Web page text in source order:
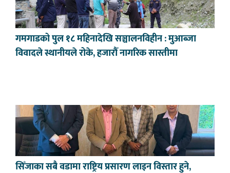
गमगाडको पुल १८ महिनादेखि सञ्चालनविहीन : मुआब्जा
विवादले स्थानीयले रोके, हजारौँ नागरिक सास्तीमा
सिँजाका सबै वडामा राष्ट्रिय प्रसारण लाइन विस्तार हुने,